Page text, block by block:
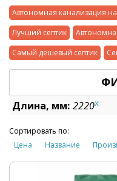
Автономная канализация
Лучший септик
Самый дешевый септик
Длина, мм: 2220x
Сортировать по:
Цена
Название